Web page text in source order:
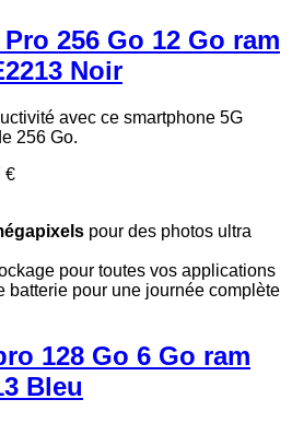
256 Go 12 Go ram
Noir
avec ce smartphone 5G
256 Go.
€
pour des photos ultra
pour toutes vos applications
batterie pour une journée complète
128 Go 6 Go ram
Bleu